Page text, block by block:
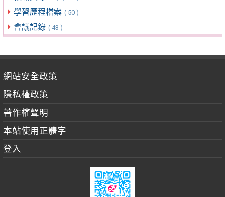
學習歷程檔案 ( 50 )
會議記錄 ( 43 )
網站安全政策
隱私權政策
著作權聲明
本站使用正體字
登入